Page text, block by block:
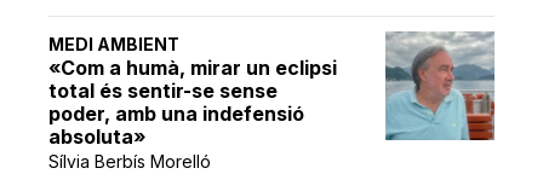
MEDI AMBIENT
«Com a humà, mirar un eclipsi
total és sentir-se sense
poder, amb una indefensió
absoluta»
Sílvia Berbís Morelló